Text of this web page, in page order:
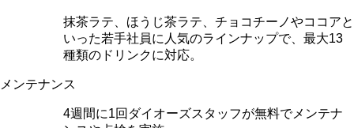
抹茶ラテ、ほうじ茶ラテ、チョコチーノやココアと
いった若手社員に人気のラインナップで、最大13
種類のドリンクに対応。
メンテナンス
4週間に1回 ダイオーズスタッフが無料でメンテナ